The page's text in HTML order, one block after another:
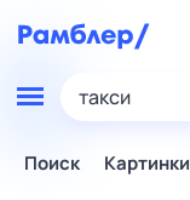
такси
Поиск Картинки